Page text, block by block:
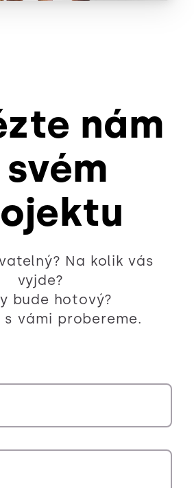
nám
Na kolik vás
vyjde?
bude hotový?
s vámi probereme.